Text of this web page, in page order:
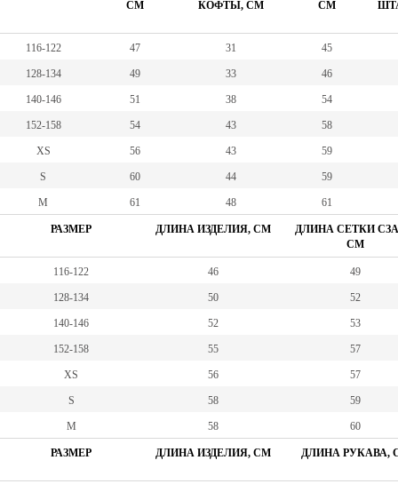
СМ КОФТЫ, СМ СМ
116-122 47 31 45
128-134 49 33 46
140-146 51 38 54
152-158 54 43 58
XS 56 43 59
S 60 44 59
M 61 48 61
РАЗМЕР ДЛИНА ИЗДЕЛИЯ, СМ
ДЛИНА СЕТКИ
СМ
116-122 46 49
128-134 50 52
140-146 52 53
152-158 55 57
XS 56 57
S 58 59
М 58 60
РАЗМЕР ДЛИНА ИЗДЕЛИЯ, СМ ДЛИНА РУКАВА,